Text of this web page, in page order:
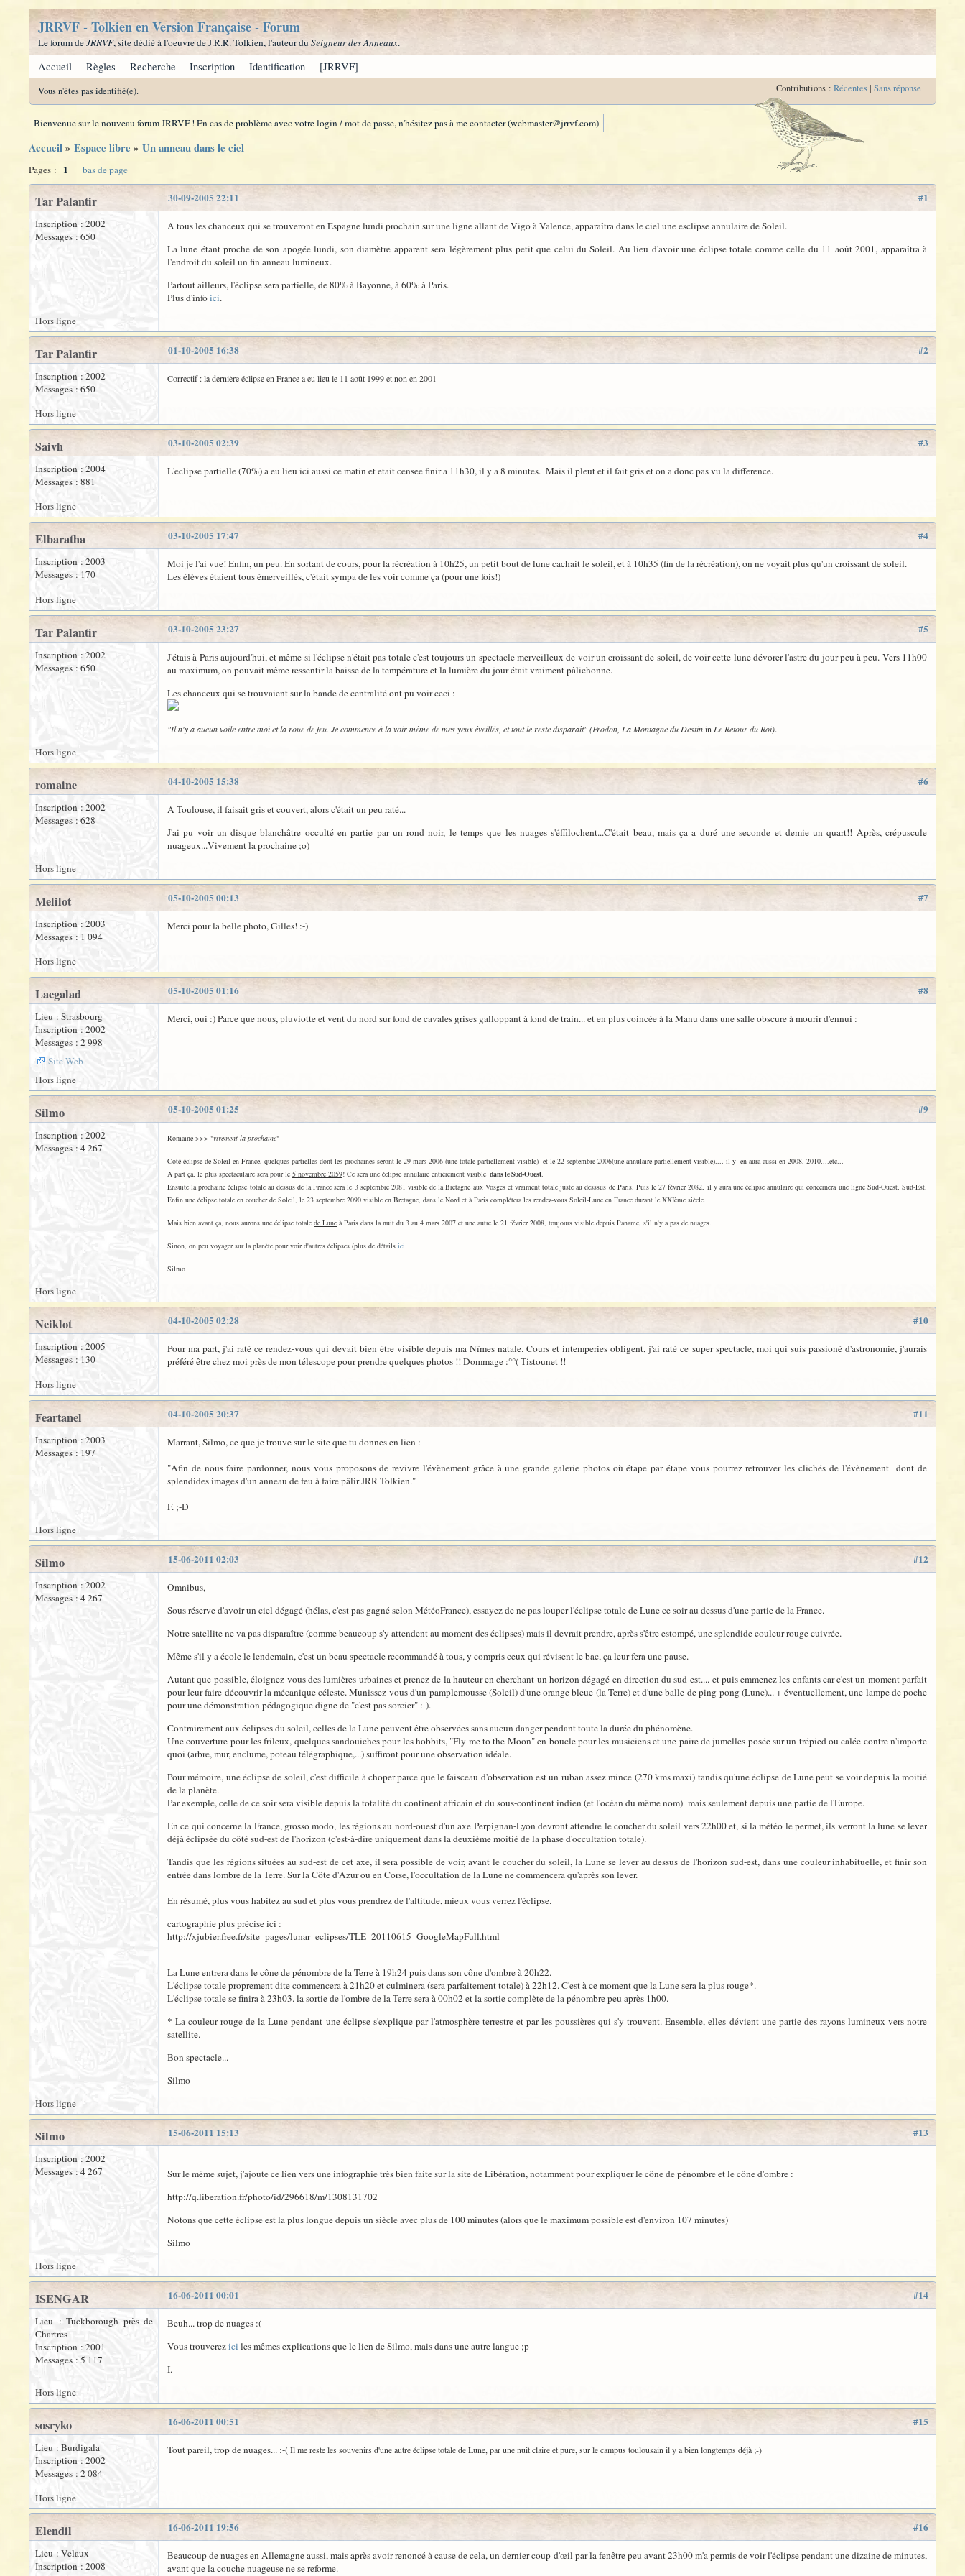
JRRVF - Tolkien en Version Française - Forum
Le forum deJRRVF, site dédié à l'oeuvre de J.R.R. Tolkien, l'auteur du Seigneur des Anneaux.
Accueil Règles Recherche Inscription Identification [JRRVF]
Vous n'êtes pas identifié(e). Contributions : Récentes| Sans réponse
Bienvenue sur le nouveau forum JRRVF ! En cas de problème avec votre login / mot de passe, n'hésitez pas à me contacter (webmaster@jrrvf.com)
Accueil» Espace libre » Un anneau dans le ciel
Pages : 1 bas de page
#1
30-09-2005 22:11
Tar Palantir
Inscription : 2002
Messages : 650
A tous les chanceux qui se trouveront en Espagne lundi prochain sur une ligne allant de Vigo à Valence, apparaîtra dans le ciel une esclipse annulaire de Soleil.
La lune étant proche de son apogée lundi, son diamètre apparent sera légèrement plus petit que celui du Soleil. Au lieu d'avoir une éclipse totale comme celle du 11 août 2001, apparaîtra à
l'endroit du soleil un fin anneau lumineux.
Partout ailleurs, l'éclipse sera partielle, de 80% à Bayonne, à 60% à Paris.
Plus d'infoici.
Hors ligne
#2
01-10-2005 16:38
Tar Palantir
Inscription : 2002
Messages : 650
Correctif : la dernière éclipse en France a eu lieu le 11 août 1999 et non en 2001
Hors ligne
#3
03-10-2005 02:39
Saivh
Inscription : 2004
Messages : 881
L'eclipse partielle (70%) a eu lieu ici aussi ce matin et etait censee finir a 11h30, il y a 8 minutes. Mais il pleut et il fait gris et on a donc pas vu la difference.
Hors ligne
#4
03-10-2005 17:47
Elbaratha
Inscription : 2003
Messages : 170
Moi je l'ai vue! Enfin, un peu. En sortant de cours, pour la récréation à 10h25, un petit bout de lune cachait le soleil, et à 10h35 (fin de la récréation), on ne voyait plus qu'un croissant de soleil.
Les élèves étaient tous émerveillés, c'était sympa de les voir comme ça (pour une fois!)
Hors ligne
#5
03-10-2005 23:27
Tar Palantir
Inscription : 2002
Messages : 650
J'étais à Paris aujourd'hui, et même si l'éclipse n'était pas totale c'est toujours un spectacle merveilleux de voir un croissant de soleil, de voir cette lune dévorer l'astre du jour peu à peu. Vers 11h00
au maximum, on pouvait même ressentir la baisse de la température et la lumière du jour était vraiment pâlichonne.
Les chanceux qui se trouvaient sur la bande de centralité ont pu voir ceci :
"Il n'y a aucun voile entre moi et la roue de feu. Je commence à la voir même de mes yeux éveillés, et tout le reste disparaît" (Frodon, La Montagne du Destinin Le Retour du Roi).
Hors ligne
#6
04-10-2005 15:38
romaine
Inscription : 2002
Messages : 628
A Toulouse, il faisait gris et couvert, alors c'était un peu raté...
J'ai pu voir un disque blanchâtre occulté en partie par un rond noir, le temps que les nuages s'éffilochent...C'était beau, mais ça a duré une seconde et demie un quart!! Après, crépuscule
nuageux...Vivement la prochaine ;o)
Hors ligne
#7
05-10-2005 00:13
Melilot
Inscription : 2003
Messages : 1 094
Merci pour la belle photo, Gilles! :-)
Hors ligne
#8
05-10-2005 01:16
Laegalad
Lieu : Strasbourg
Inscription : 2002
Messages : 2 998
Site Web
Merci, oui :) Parce que nous, pluviotte et vent du nord sur fond de cavales grises galloppant à fond de train... et en plus coincée à la Manu dans une salle obscure à mourir d'ennui :
Hors ligne
#9
05-10-2005 01:25
Silmo
Inscription : 2002
Messages : 4 267
Romaine >>> "vivement la prochaine"
Coté éclipse de Soleil en France, quelques partielles dont les prochaines seront le 29 mars 2006 (une totale partiellement visible) et le 22 septembre 2006(une annulaire partiellement visible).... il y en aura aussi en 2008, 2010,...etc...
A part ça, le plus spectaculaire sera pour le 5 novembre 2059! Ce sera une éclipse annulaire entièrement visible dans le Sud-Ouest.
Ensuite la prochaine éclipse totale au dessus de la France sera le 3 septembre 2081 visible de la Bretagne aux Vosges et vraiment totale juste au desssus de Paris. Puis le 27 février 2082, il y aura une éclipse annulaire qui concernera une ligne Sud-Ouest, Sud-Est.
Enfin une éclipse totale en coucher de Soleil, le 23 septembre 2090 visible en Bretagne, dans le Nord et à Paris complétera les rendez-vous Soleil-Lune en France durant le XXIème siècle.
Mais bien avant ça, nous aurons une éclipse totale de Lune à Paris dans la nuit du 3 au 4 mars 2007 et une autre le 21 février 2008, toujours visible depuis Paname, s'il n'y a pas de nuages.
Sinon, on peu voyager sur la planète pour voir d'autres éclipses (plus de détails ici
Silmo
Hors ligne
#10
04-10-2005 02:28
Neiklot
Inscription : 2005
Messages : 130
Pour ma part, j'ai raté ce rendez-vous qui devait bien être visible depuis ma Nîmes natale. Cours et intemperies obligent, j'ai raté ce super spectacle, moi qui suis passioné d'astronomie, j'aurais
préféré être chez moi près de mon télescope pour prendre quelques photos !! Dommage :°°( Tistounet !!
Hors ligne
#11
04-10-2005 20:37
Feartanel
Inscription : 2003
Messages : 197
Marrant, Silmo, ce que je trouve sur le site que tu donnes en lien :
"Afin de nous faire pardonner, nous vous proposons de revivre l'évènement grâce à une grande galerie photos où étape par étape vous pourrez retrouver les clichés de l'évènement dont de
splendides images d'un anneau de feu à faire pâlir JRR Tolkien."
F. ;-D
Hors ligne
#12
15-06-2011 02:03
Silmo
Inscription : 2002
Messages : 4 267
Omnibus,
Sous réserve d'avoir un ciel dégagé (hélas, c'est pas gagné selon MétéoFrance), essayez de ne pas louper l'éclipse totale de Lune ce soir au dessus d'une partie de la France.
Notre satellite ne va pas disparaître (comme beaucoup s'y attendent au moment des éclipses) mais il devrait prendre, après s'être estompé, une splendide couleur rouge cuivrée.
Même s'il y a école le lendemain, c'est un beau spectacle recommandé à tous, y compris ceux qui révisent le bac, ça leur fera une pause.
Autant que possible, éloignez-vous des lumières urbaines et prenez de la hauteur en cherchant un horizon dégagé en direction du sud-est.... et puis emmenez les enfants car c'est un moment parfait
pour leur faire découvrir la mécanique céleste. Munissez-vous d'un pamplemousse (Soleil) d'une orange bleue (la Terre) et d'une balle de ping-pong (Lune)... + éventuellement, une lampe de poche
pour une démonstration pédagogique digne de "c'est pas sorcier" :-).
Contrairement aux éclipses du soleil, celles de la Lune peuvent être observées sans aucun danger pendant toute la durée du phénomène.
Une couverture pour les frileux, quelques sandouiches pour les hobbits, "Fly me to the Moon" en boucle pour les musiciens et une paire de jumelles posée sur un trépied ou calée contre n'importe
quoi (arbre, mur, enclume, poteau télégraphique,...) suffiront pour une observation idéale.
Pour mémoire, une éclipse de soleil, c'est difficile à choper parce que le faisceau d'observation est un ruban assez mince (270 kms maxi) tandis qu'une éclipse de Lune peut se voir depuis la moitié
de la planète.
Par exemple, celle de ce soir sera visible depuis la totalité du continent africain et du sous-continent indien (et l'océan du même nom) mais seulement depuis une partie de l'Europe.
En ce qui concerne la France, grosso modo, les régions au nord-ouest d'un axe Perpignan-Lyon devront attendre le coucher du soleil vers 22h00 et, si la météo le permet, ils verront la lune se lever
déjà éclipsée du côté sud-est de l'horizon (c'est-à-dire uniquement dans la deuxième moitié de la phase d'occultation totale).
Tandis que les régions situées au sud-est de cet axe, il sera possible de voir, avant le coucher du soleil, la Lune se lever au dessus de l'horizon sud-est, dans une couleur inhabituelle, et finir son
entrée dans lombre de la Terre. Sur la Côte d'Azur ou en Corse, l'occultation de la Lune ne commencera qu'après son lever.
En résumé, plus vous habitez au sud et plus vous prendrez de l'altitude, mieux vous verrez l'éclipse.
cartographie plus précise ici :
http://xjubier.free.fr/site_pages/lunar_eclipses/TLE_20110615_GoogleMapFull.html
La Lune entrera dans le cône de pénombre de la Terre à 19h24 puis dans son cône d'ombre à 20h22.
L'éclipse totale proprement dite commencera à 21h20 et culminera (sera parfaitement totale) à 22h12. C'est à ce moment que la Lune sera la plus rouge*.
L'éclipse totale se finira à 23h03. la sortie de l'ombre de la Terre sera à 00h02 et la sortie complète de la pénombre peu après 1h00.
* La couleur rouge de la Lune pendant une éclipse s'explique par l'atmosphère terrestre et par les poussières qui s'y trouvent. Ensemble, elles dévient une partie des rayons lumineux vers notre
satellite.
Bon spectacle...
Silmo
Hors ligne
#13
15-06-2011 15:13
Silmo
Inscription : 2002
Messages : 4 267
Sur le même sujet, j'ajoute ce lien vers une infographie très bien faite sur la site de Libération, notamment pour expliquer le cône de pénombre et le cône d'ombre :
http://q.liberation.fr/photo/id/296618/m/1308131702
Notons que cette éclipse est la plus longue depuis un siècle avec plus de 100 minutes (alors que le maximum possible est d'environ 107 minutes)
Silmo
Hors ligne
#14
16-06-2011 00:01
ISENGAR
Lieu : Tuckborough près de
Chartres
Inscription : 2001
Messages : 5 117
Beuh... trop de nuages :(
Vous trouverezici les mêmes explications que le lien de Silmo, mais dans une autre langue ;p
I.
Hors ligne
#15
16-06-2011 00:51
sosryko
Lieu : Burdigala
Inscription : 2002
Messages : 2 084
Tout pareil, trop de nuages... :-(Il me reste les souvenirs d'une autre éclipse totale de Lune, par une nuit claire et pure, sur le campus toulousain il y a bien longtemps déjà ;-)
Hors ligne
#16
16-06-2011 19:56
Elendil
Lieu : Velaux
Inscription : 2008
Beaucoup de nuages en Allemagne aussi, mais après avoir renoncé à cause de cela, un dernier coup d'œil par la fenêtre peu avant 23h00 m'a permis de voir l'éclipse pendant une dizaine de minutes,
avant que la couche nuageuse ne se reforme.